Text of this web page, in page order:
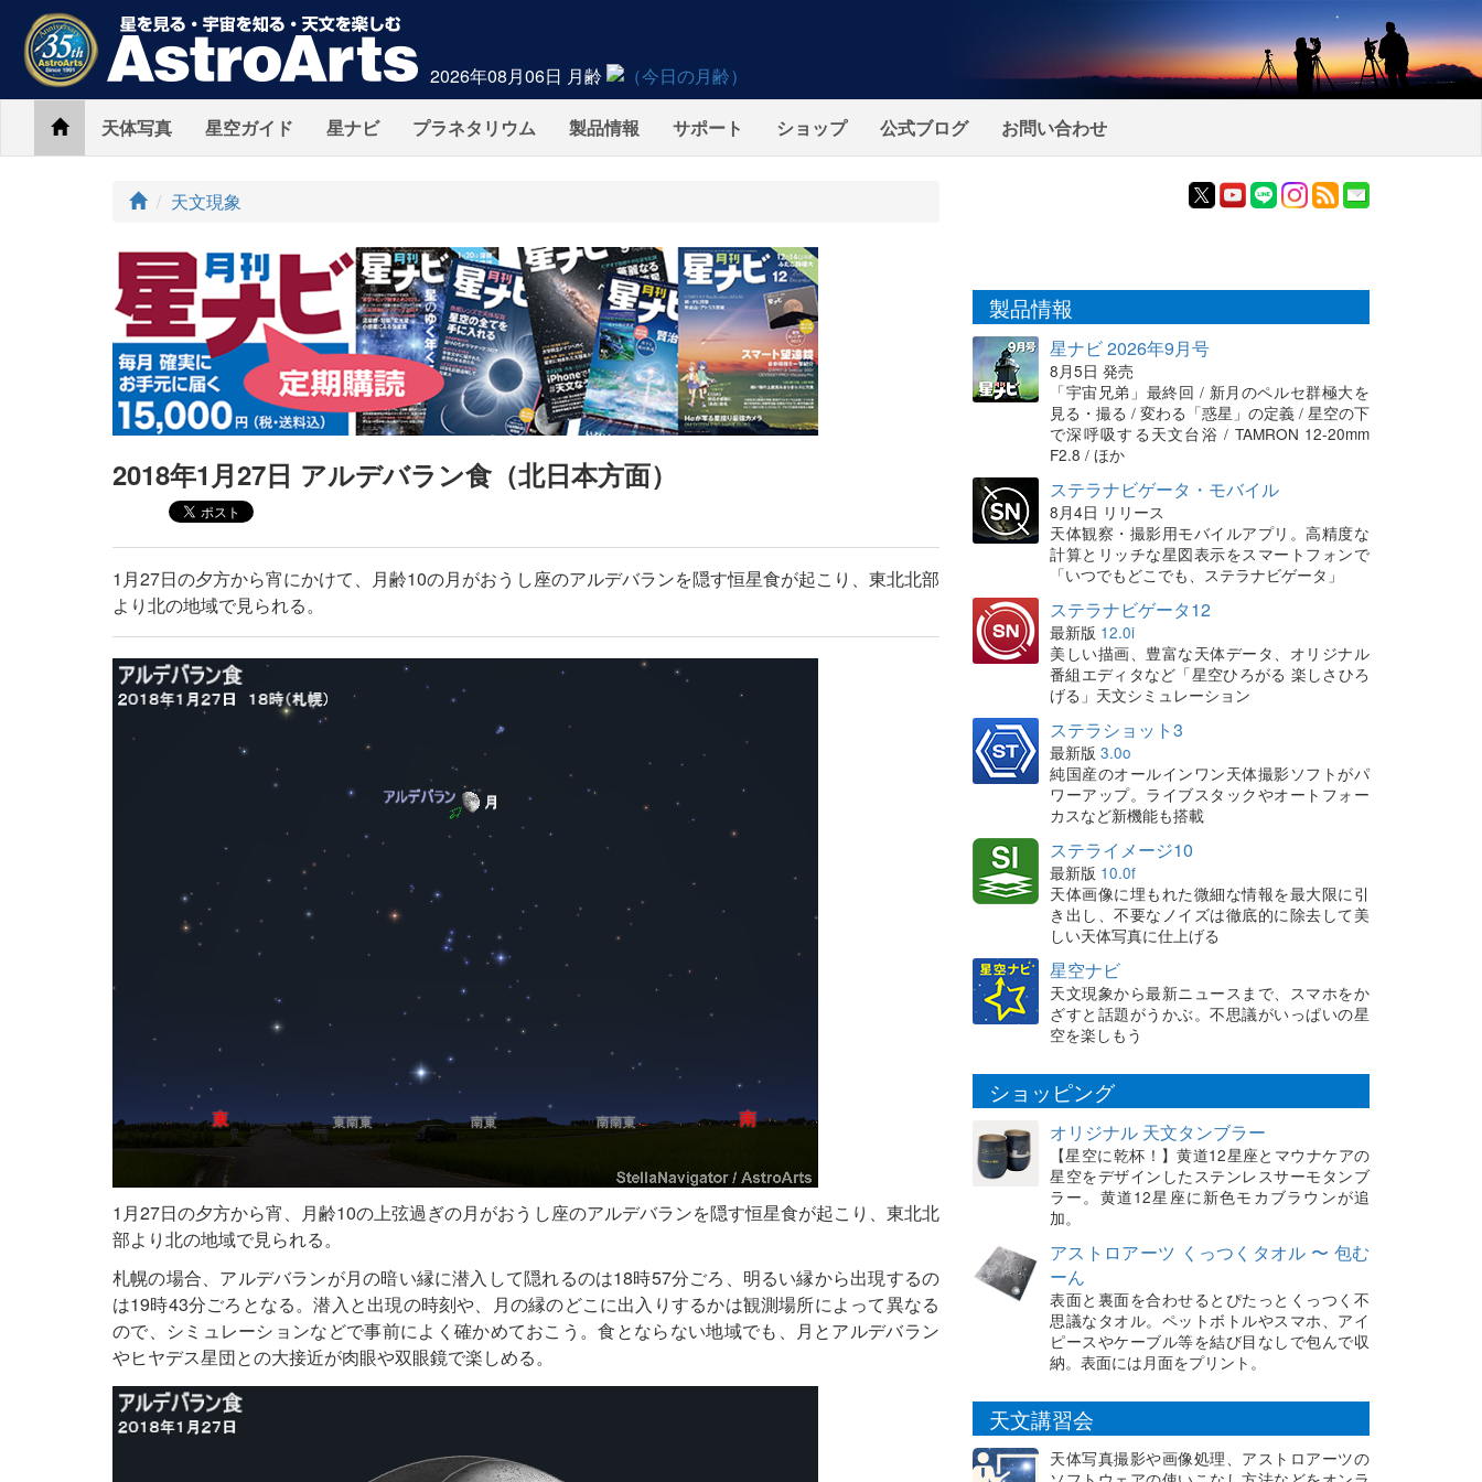
2026年08月06日 月齢
Home天体写真 星空ガイド 星ナビ プラネタリウム 製品情報 サポート ショップ 公式ブログ お問い合わせ
ト
プ
天文現象
2018年1月27日 アルデバラン食（北日本方面）
1月27日の夕方から宵にかけて、月齢10の月がおうし座のアルデバランを隠す恒星食が起こり、東北北部
より北の地域で見られる。
1月27日の夕方から宵、月齢10の上弦過ぎの月がおうし座のアルデバランを隠す恒星食が起こり、東北北
部より北の地域で見られる。
札幌の場合、アルデバランが月の暗い縁に潜入して隠れるのは18時57分ごろ、明るい縁から出現するの
は19時43分ごろとなる。潜入と出現の時刻や、月の縁のどこに出入りするかは観測場所によって異なる
ので、シミュレーションなどで事前によく確かめておこう。食とならない地域でも、月とアルデバラン
やヒヤデス星団との大接近が肉眼や双眼鏡で楽しめる。
製品情報
星ナビ 2026年9月号
8月5日 発売
「宇宙兄弟」最終回 / 新月のペルセ群極大を
見る・撮る / 変わる「惑星」の定義 / 星空の下
で深呼吸する天文台浴 / TAMRON 12-20mm
F2.8 / ほか
ステラナビゲータ・モバイル
8月4日 リリース
天体観察・撮影用モバイルアプリ。高精度な
計算とリッチな星図表示をスマートフォンで
「いつでもどこでも、ステラナビゲータ」
ステラナビゲータ12
最新版 12.0i
美しい描画、豊富な天体データ、オリジナル
番組エディタなど「星空ひろがる 楽しさひろ
げる」天文シミュレーション
ステラショット3
最新版 3.0o
純国産のオールインワン天体撮影ソフトがパ
ワーアップ。ライブスタックやオートフォー
カスなど新機能も搭載
ステライメージ10
最新版 10.0f
天体画像に埋もれた微細な情報を最大限に引
き出し、不要なノイズは徹底的に除去して美
しい天体写真に仕上げる
星空ナビ
天文現象から最新ニュースまで、スマホをか
ざすと話題がうかぶ。不思議がいっぱいの星
空を楽しもう
ショッピング
オリジナル 天文タンブラー
【星空に乾杯！】黄道12星座とマウナケアの
星空をデザインしたステンレスサーモタンブ
ラー。黄道12星座に新色モカブラウンが追
加。
アストロアーツ くっつくタオル 〜 包む
ーん
表面と裏面を合わせるとぴたっとくっつく不
思議なタオル。ペットボトルやスマホ、アイ
ピースやケーブル等を結び目なしで包んで収
納。表面には月面をプリント。
天文講習会
天体写真撮影や画像処理、アストロアーツの